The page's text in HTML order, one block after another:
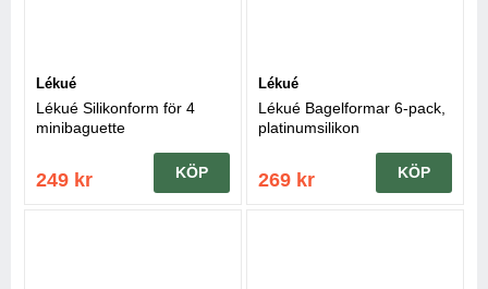
Lékué
Lékué Silikonform för 4
minibaguette
249 kr KÖP
Lékué
Lékué Bagelformar 6-pack,
platinumsilikon
269 kr KÖP